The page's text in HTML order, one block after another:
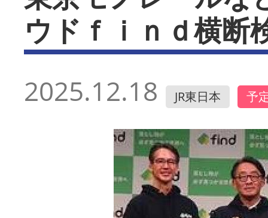
ウドｆｉｎｄ横断
2025.12.18 JR東日本 予